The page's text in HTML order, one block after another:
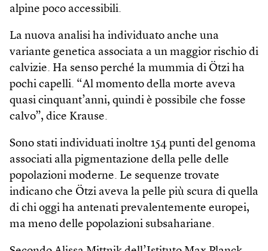
alpine poco accessibili.
La nuova analisi ha individuato anche una
variante genetica associata a un maggior rischio di
calvizie. Ha senso perché la mummia di Ötzi ha
pochi capelli. “Al momento della morte aveva
quasi cinquant’anni, quindi è possibile che fosse
calvo”, dice Krause.
Sono stati individuati inoltre 154 punti del genoma
associati alla pigmentazione della pelle delle
popolazioni moderne. Le sequenze trovate
indicano che Ötzi aveva la pelle più scura di quella
di chi oggi ha antenati prevalentemente europei,
ma meno delle popolazioni subsahariane.